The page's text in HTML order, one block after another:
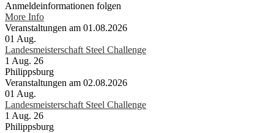
Anmeldeinformationen folgen
More Info
Veranstaltungen am 01.08.2026
01 Aug.
Landesmeisterschaft Steel Challenge
1 Aug. 26
Philippsburg
Veranstaltungen am 02.08.2026
01 Aug.
Landesmeisterschaft Steel Challenge
1 Aug. 26
Philippsburg